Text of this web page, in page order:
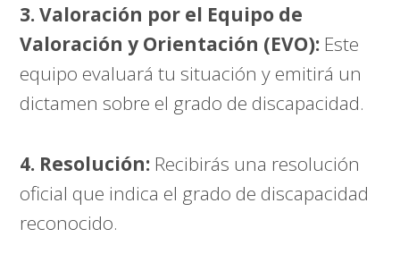
3. Valoración por el Equipo de
Valoración y Orientación (EVO): Este
equipo evaluará tu situación y emitirá un
dictamen sobre el grado de discapacidad.
4. Resolución: Recibirás una resolución
oficial que indica el grado de discapacidad
reconocido.